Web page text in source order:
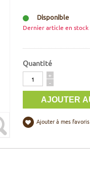
Disponible
Dernier article en stock
Quantité
Quantité
+
-
Ajouter à mes favoris